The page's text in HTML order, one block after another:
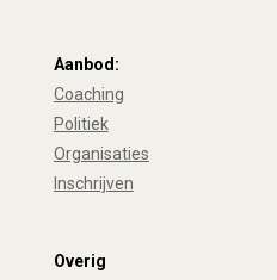
Aanbod:
Coaching
Politiek
Organisaties
Inschrijven
Overig